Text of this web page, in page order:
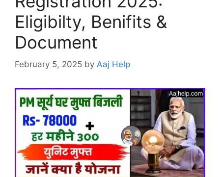
Eligibilty, Benifits &
Document
February 5, 2025 by Aaj Help